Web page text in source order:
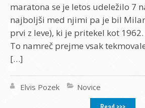
maratona se je letos udeležilo 7
najboljši med njimi pa je bil
prvi z leve), ki je pritekel kot
To namreč prejme vsak
[…]
Elvis Pozek Novice